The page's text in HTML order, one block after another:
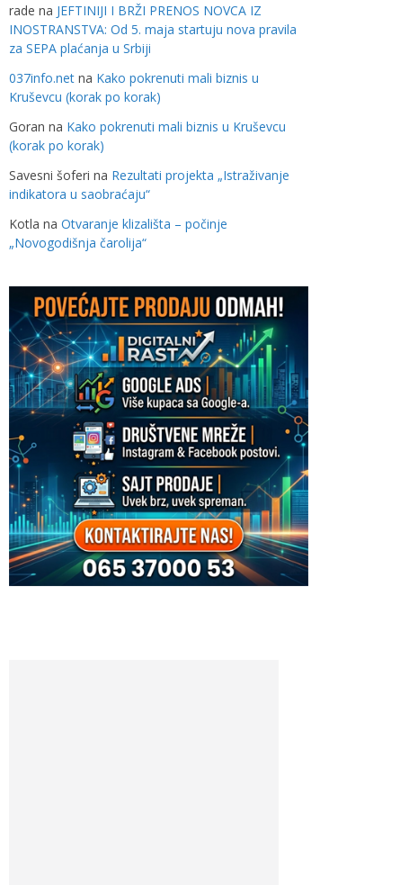
rade na JEFTINIJI I BRŽI PRENOS NOVCA IZ
INOSTRANSTVA: Od 5. maja startuju nova pravila
za SEPA plaćanja u Srbiji
037info.net na Kako pokrenuti mali biznis u
Kruševcu (korak po korak)
Goran na Kako pokrenuti mali biznis u Kruševcu
(korak po korak)
Savesni šoferi na Rezultati projekta „Istraživanje
indikatora u saobraćaju“
Kotla na Otvaranje klizališta – počinje
„Novogodišnja čarolija“